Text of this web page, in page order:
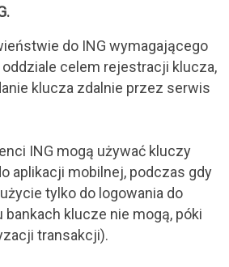
do ING wymagającego
celem rejestracji klucza,
klucza zdalnie przez serwis
ING mogą używać kluczy
aplikacji mobilnej, podczas gdy
tylko do logowania do
bankach klucze nie mogą, póki
transakcji).